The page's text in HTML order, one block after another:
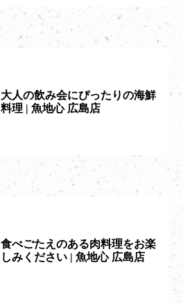
大人の飲み会にぴったりの海鮮
料理 | 魚地心 広島店
食べごたえのある肉料理をお楽
しみください | 魚地心 広島店